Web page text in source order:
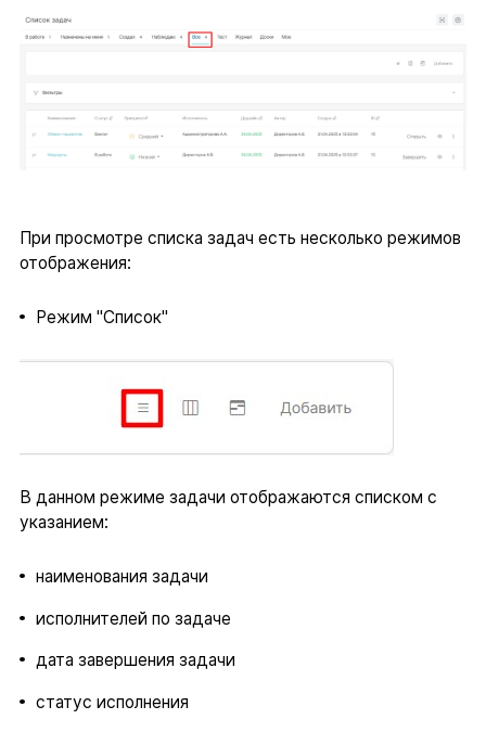
При просмотре списка задач есть несколько режимов
отображения:
Режим "Список"
В данном режиме задачи отображаются списком с
указанием:
наименования задачи
исполнителей по задаче
дата завершения задачи
статус исполнения